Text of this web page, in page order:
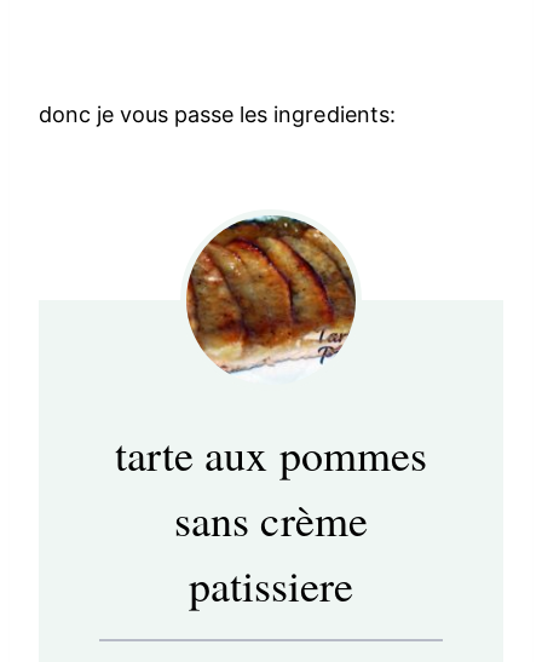
donc je vous passe les ingredients:
tarte aux pommes
sans crème
patissiere